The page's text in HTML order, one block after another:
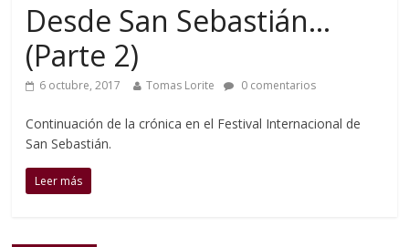
Desde San Sebastián…
(Parte 2)
6 octubre, 2017 Tomas Lorite 0 comentarios
Continuación de la crónica en el Festival Internacional de
San Sebastián.
Leer más